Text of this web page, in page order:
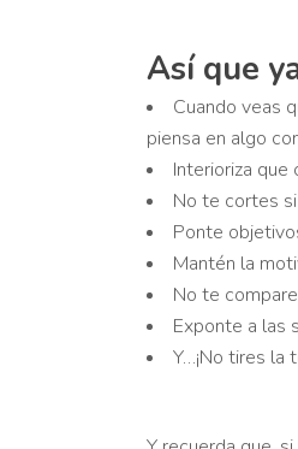
Así que
Cuando veas
piensa en algo
Interioriza
No te cortes
Ponte
Mantén la
No te
Exponte a las
Y…¡No tires la